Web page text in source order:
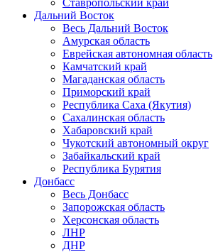
Ставропольский край
Дальний Восток
Весь Дальний Восток
Амурская область
Еврейская автономная область
Камчатский край
Магаданская область
Приморский край
Республика Саха (Якутия)
Сахалинская область
Хабаровский край
Чукотский автономный округ
Забайкальский край
Республика Бурятия
Донбасс
Весь Донбасс
Запорожская область
Херсонская область
ЛНР
ДНР